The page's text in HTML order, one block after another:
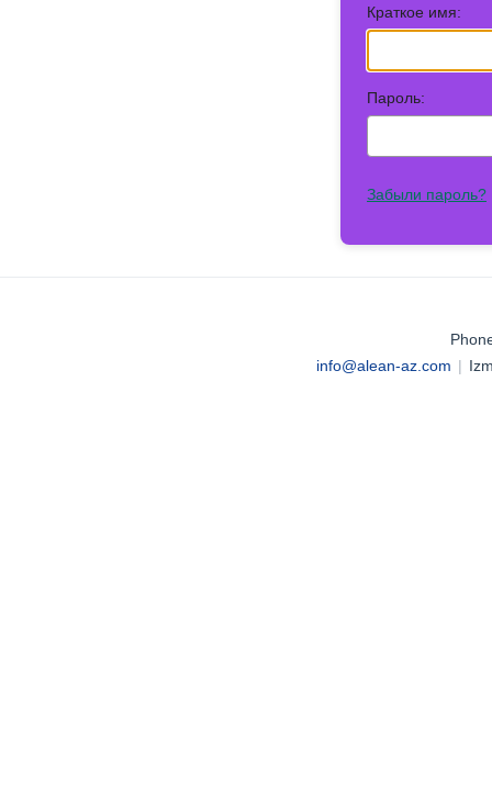
Краткое имя:
Пароль:
Забыли пароль?
info@alean-az.com |